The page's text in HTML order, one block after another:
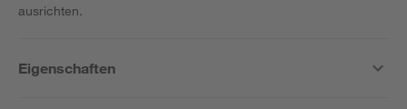
ausrichten.
Eigenschaften